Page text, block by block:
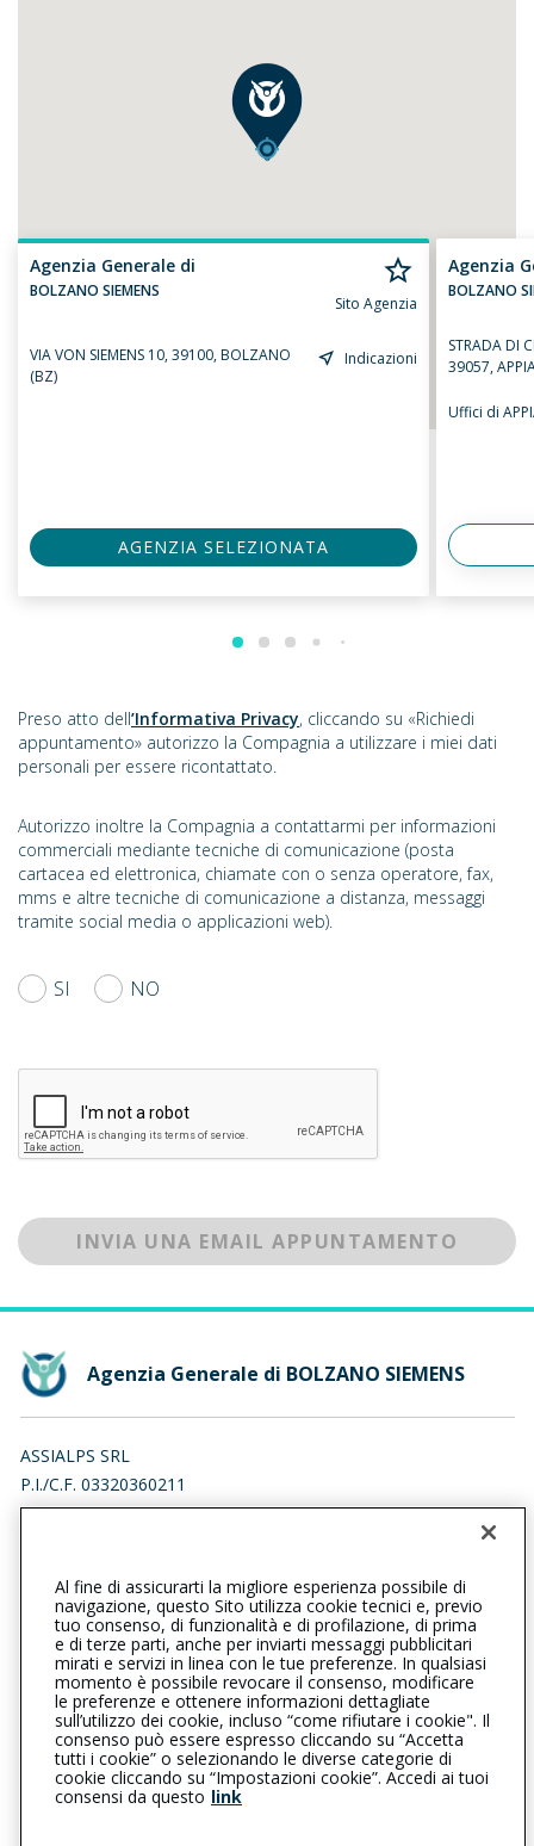
Agenzia Generale di
BOLZANO SIEMENS
Sito Agenzia
VIA VON SIEMENS 10, 39100, BOLZANO
(BZ)
Indicazioni
AGENZIA SELEZIONATA
Agenzia
BOLZANO
STRADA DI
39057,
Uffici di
Preso atto dell’Informativa Privacy, cliccando su «Richiedi
appuntamento» autorizzo la Compagnia a utilizzare i miei dati
personali per essere ricontattato.
Autorizzo inoltre la Compagnia a contattarmi per informazioni
commerciali mediante tecniche di comunicazione (posta
cartacea ed elettronica, chiamate con o senza operatore, fax,
mms e altre tecniche di comunicazione a distanza, messaggi
tramite social media o applicazioni web).
SI NO
INVIA UNA EMAIL APPUNTAMENTO
Agenzia Generale di BOLZANO SIEMENS
ASSIALPS SRL
P.I./C.F. 03320360211
VIA VON SIEMENS 10, 39100 BOLZANO (BZ)
0471926910
bolzanosiemens@cattolica.it
assialps@legalmail.it
L’intermediario è soggetto al controllo dell’IVASS. Consulta il
Registro RUI al seguentelink
Al fine di assicurarti la migliore esperienza possibile di
navigazione, questo Sito utilizza cookie tecnici e, previo
tuo consenso, di funzionalità e di profilazione, di prima
e di terze parti, anche per inviarti messaggi pubblicitari
mirati e servizi in linea con le tue preferenze. In qualsiasi
momento è possibile revocare il consenso, modificare
le preferenze e ottenere informazioni dettagliate
sull’utilizzo dei cookie, incluso “come rifiutare i cookie". Il
consenso può essere espresso cliccando su “Accetta
tutti i cookie” o selezionando le diverse categorie di
cookie cliccando su “Impostazioni cookie”. Accedi ai tuoi
consensi da questo link